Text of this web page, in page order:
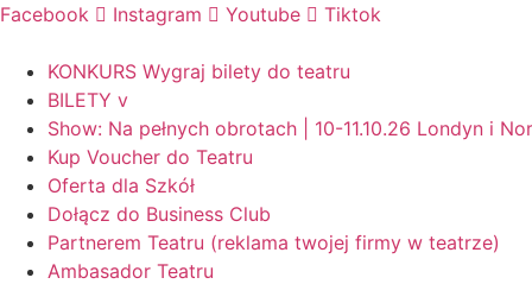
Facebook Instagram Youtube Tiktok
KONKURS Wygraj bilety do teatru
BILETY v
Show: Na pełnych obrotach | 10-11.10.26 Londyn i
Kup Voucher do Teatru
Oferta dla Szkół
Dołącz do Business Club
Partnerem Teatru (reklama twojej firmy w teatrze)
Ambasador Teatru